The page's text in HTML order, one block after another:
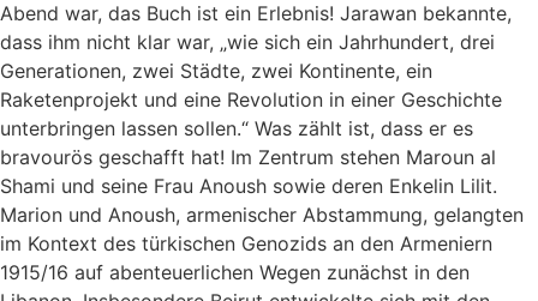
Abend war, das Buch ist ein Erlebnis! Jarawan bekannte,
dass ihm nicht klar war, „wie sich ein Jahrhundert, drei
Generationen, zwei Städte, zwei Kontinente, ein
Raketenprojekt und eine Revolution in einer Geschichte
unterbringen lassen sollen.“ Was zählt ist, dass er es
bravourös geschafft hat! Im Zentrum stehen Maroun al
Shami und seine Frau Anoush sowie deren Enkelin Lilit.
Marion und Anoush, armenischer Abstammung, gelangten
im Kontext des türkischen Genozids an den Armeniern
1915/16 auf abenteuerlichen Wegen zunächst in den